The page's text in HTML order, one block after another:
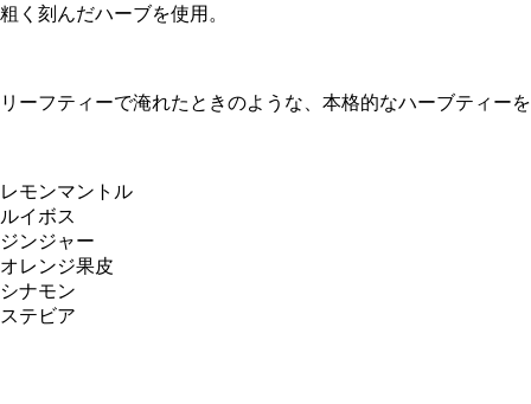
粗く刻んだハーブを使用。
リーフティーで淹れたときのような、本格的なハーブティー
レモンマントル
ルイボス
ジンジャー
オレンジ果皮
シナモン
ステビア